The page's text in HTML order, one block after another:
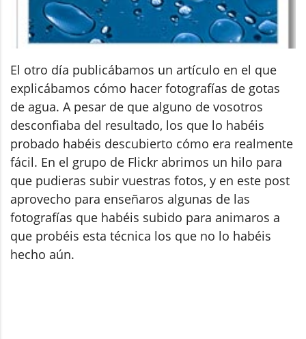
El otro día publicábamos un artículo en el que
explicábamos cómo hacer fotografías de gotas
de agua. A pesar de que alguno de vosotros
desconfiaba del resultado, los que lo habéis
probado habéis descubierto cómo era realmente
fácil. En el grupo de Flickr abrimos un hilo para
que pudieras subir vuestras fotos, y en este post
aprovecho para enseñaros algunas de las
fotografías que habéis subido para animaros a
que probéis esta técnica los que no lo habéis
hecho aún.